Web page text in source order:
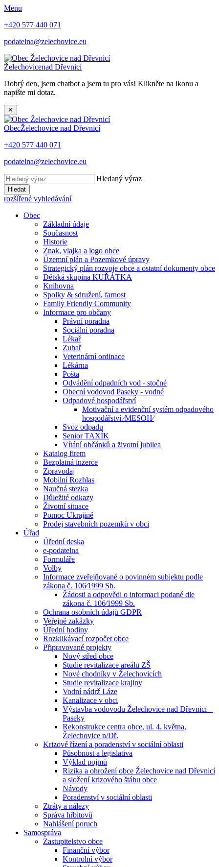
Menu
+420 577 440 071
podatelna@zelechovice.eu
Želechovicenad Dřevnicí
Dobrý den, jsem chatbot a jsem tu pro vás! Klikněte na ikonu a
napište mi dotaz.
✕
ObecŽelechovice nad Dřevnicí
+420 577 440 071
podatelna@zelechovice.eu
Hledaný výraz
Hledat
rozšířené vyhledávání
Obec
Základní údaje
Současnost
Historie
Znak, vlajka a logo obce
Územní plán a Pozemkové úpravy
Strategický plán rozvoje obce a ostatní dokumenty obce
Dětská skupina KUŘÁTKA
Knihovna
Spolky & sdružení, farnost
Family Friendly Community
Informace pro občany
Právní poradna
Sociální poradna
Lékař
Zubař
Veterinární ordinace
Lékárna
Pošta
Odvádění odpadních vod - stočné
Obecní vodovod Paseky - vodné
Odpadové hospodářství
Motivační a evidenční systém odpadového
hospodářství ⁄MESOH⁄
Svoz odpadu
Senior TAXÍK
Vítání občánků a životní jubilea
Katalog firem
Bezplatná inzerce
Zpravodaj
Mobilní Rozhlas
Naučná stezka
Důležité odkazy
Životní situace
Pomoc Ukrajině
Prodej stavebních pozemků v obci
Úřad
Úřední deska
e-podatelna
Formuláře
Volby
Informace zveřejňované o povinném subjektu podle
zákona č. 106⁄1999 Sb.
Žádosti a odpovědi o informaci podané dle
zákona č. 106⁄1999 Sb.
Ochrana osobních údajů GDPR
Veřejné zakázky
Úřední hodiny
Rozklikávací rozpočet obce
Připravované projekty
Nový střed obce
Studie revitalizace areálu ZŠ
Nové chodníky v Želechovicích
Studie revitalizace krajiny
Vodní nádrž Láze
Kanalizace v obci
Výstavba vodovodu Želechovice nad Dřevnicí –
Paseky
Rekonstrukce centra obce, ul. 4. května,
Želechovice n/Dř.
Krizové řízení a poradenství v sociální oblasti
Působnost a legislativa
Výklad pojmů
Rizika a ohrožení obce Želechovice nad Dřevnicí
a složení krizového štábu obce
Návody
Poradenství v sociální oblasti
Ztráty a nálezy
Správa hřbitovů
Nahlášení poruch
Samospráva
Zastupitelstvo obce
Finanční výbor
Kontrolní výbor